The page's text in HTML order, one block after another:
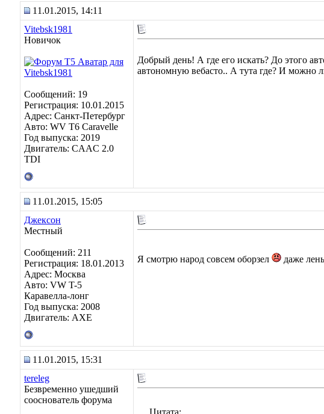
11.01.2015, 14:11
Vitebsk1981
Новичок
Сообщений: 19
Регистрация: 10.01.2015
Адрес: Санкт-Петербург
Авто: WV T6 Caravelle
Год выпуска: 2019
Двигатель: CAAC 2.0
TDI
Добрый день! А где его искать? До этого
автономную вебасто.. А тута где? И можно
11.01.2015, 15:05
Джексон
Местный
Сообщений: 211
Регистрация: 18.01.2013
Адрес: Москва
Авто: VW T-5
Каравелла-лонг
Год выпуска: 2008
Двигатель: АХЕ
Я смотрю народ совсем оборзел даже
11.01.2015, 15:31
tereleg
Безвременно ушедший
сооснователь форума
Цитата: